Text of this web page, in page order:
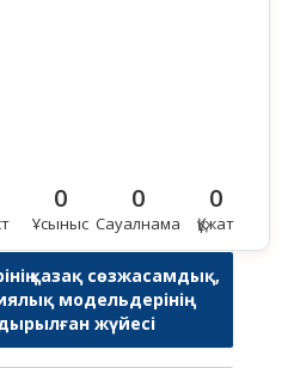
0
Ұсыныс
0
Сауалнама
0
Құжат
қазақ сөзжасамдық,
модельдерінің
жүйесі